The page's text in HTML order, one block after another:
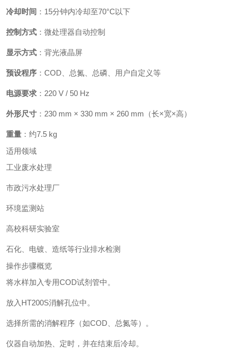
冷却时间 ：15分钟内冷却至70°C以下
控制方式 ：微处理器自动控制
显示方式 ：背光液晶屏
预设程序 ：COD、总氮、总磷、用户自定义等
电源要求 ：220 V / 50 Hz
外形尺寸 ：230 mm × 330 mm × 260 mm（长×宽×高）
重量 ：约7.5 kg
适用领域
工业废水处理
市政污水处理厂
环境监测站
高校科研实验室
石化、电镀、造纸等行业排水检测
操作步骤概览
将水样加入专用COD试剂管中。
放入HT200S消解孔位中。
选择所需的消解程序（如COD、总氮等）。
仪器自动加热、定时，并在结束后冷却。